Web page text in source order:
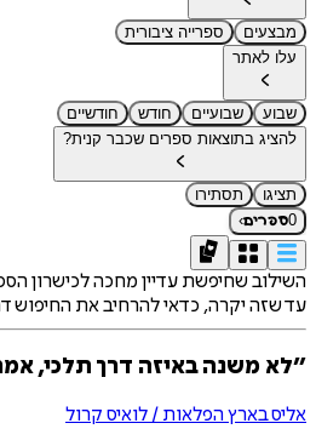
מבצעים
ספרייה ציבורית
עלו לאתר
שבוע שבועיים חודש
חודשיים
להציג בתוצאות ספרים שכבר קנית?
תציגו
תסתירו
0ספרים›
השילוב שחיפשת עדיין מחכה לכישרון
עד שזה יקרה, כדאי להרחיב את החיפוש
״לא משנה באיזה דרך תלכי,
אליס בארץ הפלאות / לואיס קרול